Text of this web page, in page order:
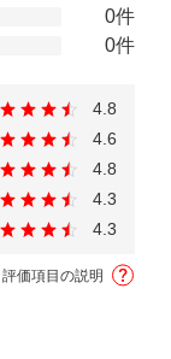
0件
0件
4.8
4.6
4.8
4.3
4.3
評価項目の説明